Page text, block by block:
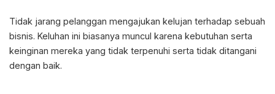
Tidak jarang pelanggan mengajukan kelujan terhadap sebuah
bisnis. Keluhan ini biasanya muncul karena kebutuhan serta
keinginan mereka yang tidak terpenuhi serta tidak ditangani
dengan baik.